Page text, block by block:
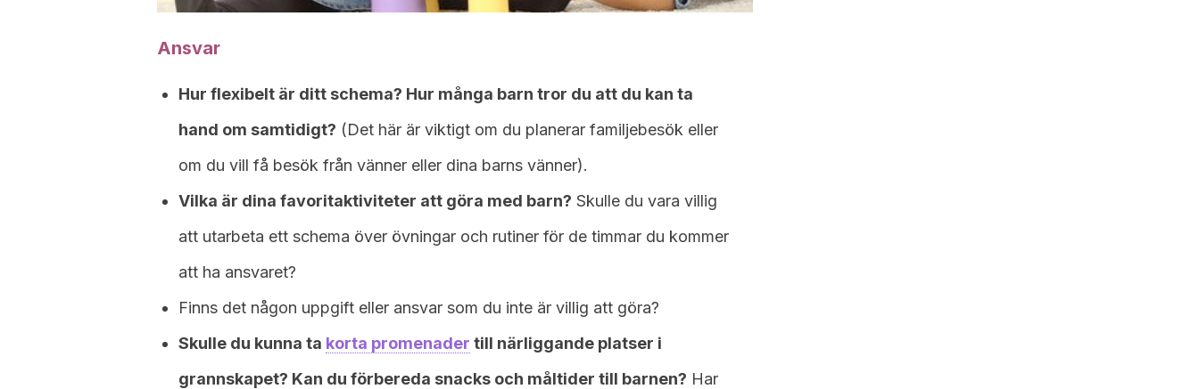
Ansvar
Hur flexibelt är ditt schema? Hur många barn tror du att du kan ta
hand om samtidigt? (Det här är viktigt om du planerar familjebesök eller
om du vill få besök från vänner eller dina barns vänner).
Vilka är dina favoritaktiviteter att göra med barn? Skulle du vara villig
att utarbeta ett schema över övningar och rutiner för de timmar du kommer
att ha ansvaret?
Finns det någon uppgift eller ansvar som du inte är villig att göra?
Skulle du kunna ta korta promenader till närliggande platser i
grannskapet? Kan du förbereda snacks och måltider till barnen? Har